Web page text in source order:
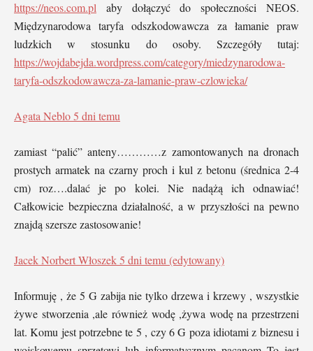
https://neos.com.pl aby dołączyć do społeczności NEOS.
Międzynarodowa taryfa odszkodowawcza za łamanie praw
ludzkich w stosunku do osoby. Szczegóły tutaj:
https://wojdabejda.wordpress.com/category/miedzynarodowa-
taryfa-odszkodowawcza-za-lamanie-praw-czlowieka/
Agata Neblo5 dni temu
zamiast “palić” anteny…………z zamontowanych na dronach
prostych armatek na czarny proch i kul z betonu (średnica 2-4
cm) roz….dalać je po kolei. Nie nadążą ich odnawiać!
Całkowicie bezpieczna działalność, a w przyszłości na pewno
znajdą szersze zastosowanie!
Jacek Norbert Włoszek5 dni temu (edytowany)
Informuję , że 5 G zabija nie tylko drzewa i krzewy , wszystkie
żywe stworzenia ,ale również wodę ,żywa wodę na przestrzeni
lat. Komu jest potrzebne te 5 , czy 6 G poza idiotami z biznesu i